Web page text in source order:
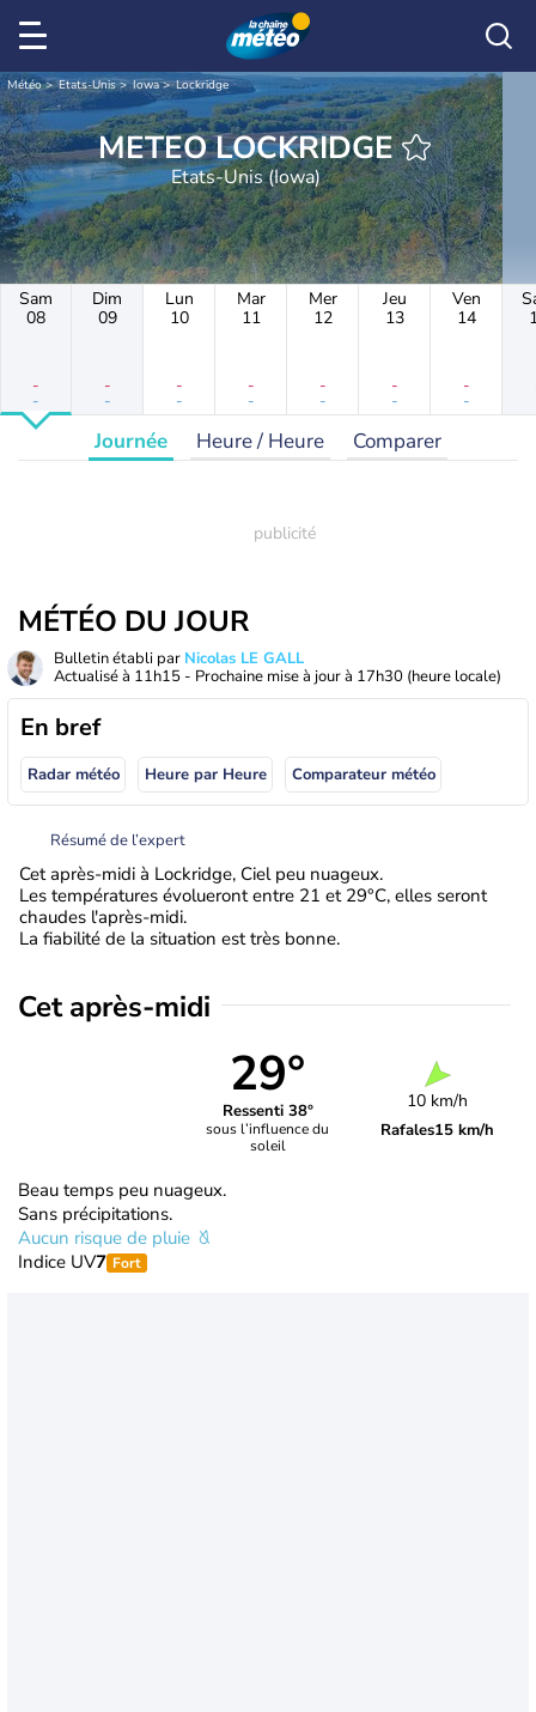
Météo Etats-Unis Iowa Lockridge
METEO LOCKRIDGE
Etats-Unis (Iowa)
Sam
08
-
-
Dim
09
-
-
Lun
10
-
-
Mar
11
-
-
Mer
12
-
-
Jeu
13
-
-
Ven
14
-
-
Journée Heure / Heure Comparer
MÉTÉO DU JOUR
Bulletin établi par Nicolas LE GALL
Actualisé à 11h15 - Prochaine mise à jour à 17h30 (heure locale)
En bref
Radar météo Heure par Heure Comparateur météo
Résumé de l’expert
Cet après-midi à Lockridge, Ciel peu nuageux.
Les températures évolueront entre 21 et 29°C, elles seront
chaudes l'après-midi.
La fiabilité de la situation est très bonne.
Cet après-midi
29°
Ressenti 38°
sous l’influence du
soleil
10 km/h
Rafales15 km/h
Beau temps peu nuageux.
Sans précipitations.
Aucun risque de pluie
Indice UV7 Fort